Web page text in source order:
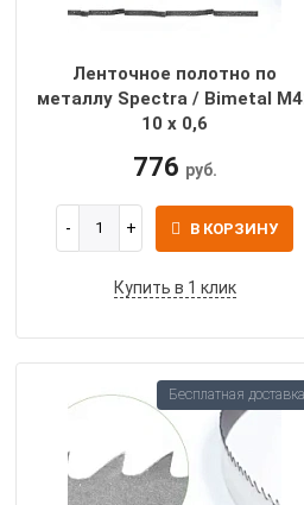
Ленточное полотно по
металлу Spectra / Bimetal
10 х 0,6
776 руб.
В КОРЗИНУ
Купить в 1 клик
Бесплатная доставка